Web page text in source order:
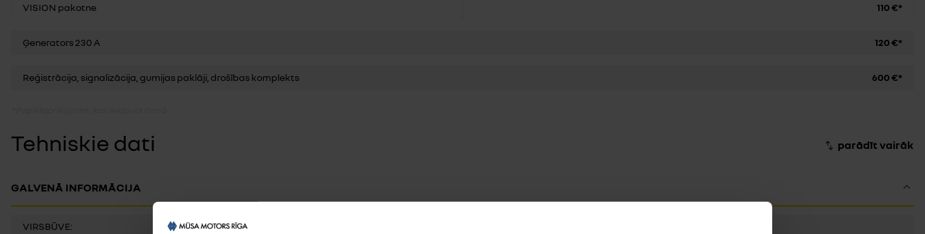
VISION pakotne 110 €*
Ģenerators 230 A 120 €*
Reģistrācija, signalizācija, gumijas paklāji, drošības komplekts 600 €*
Tehniskie dati
GALVENĀ INFORMĀCIJA
VIRSBŪVE: